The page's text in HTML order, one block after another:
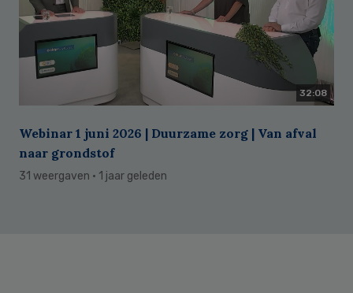
32:08
Webinar 1 juni 2026 | Duurzame zorg | Van afval
naar grondstof
31 weergaven · 1 jaar geleden